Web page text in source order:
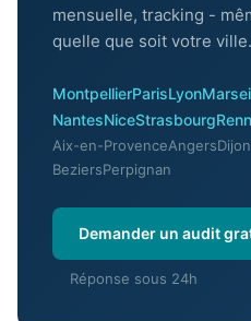
mensuelle, tracking -
quelle que soit votre ville.
MontpellierParisLyon
NantesNiceStrasbourg
Aix-en-ProvenceAngersDijon
BeziersPerpignan
Demander un audit
Réponse sous 24h